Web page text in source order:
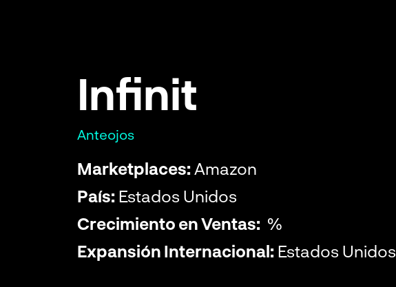
Infinit
Anteojos
Marketplaces:Amazon
País: Estados Unidos
Crecimiento en Ventas: %
Expansión Internacional: Estados Unidos